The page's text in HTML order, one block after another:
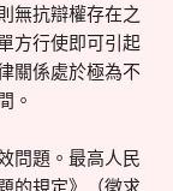
無抗辯權存在之
方行使即可引起
關係處於極為不
。
問題。最高人民